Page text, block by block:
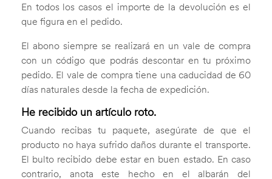
En todos los casos el importe de la devolución es el
que figura en el pedido.
El abono siempre se realizará en un vale de compra
con un código que podrás descontar en tu próximo
pedido. El vale de compra tiene una caducidad de 60
días naturales desde la fecha de expedición.
He recibido un artículo roto.
Cuando recibas tu paquete, asegúrate de que el
producto no haya sufrido daños durante el transporte.
El bulto recibido debe estar en buen estado. En caso
contrario, anota este hecho en el albarán del